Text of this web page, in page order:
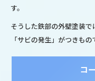
す。
そうした鉄部の外壁塗装
「サビの発生」がつきもの
コ